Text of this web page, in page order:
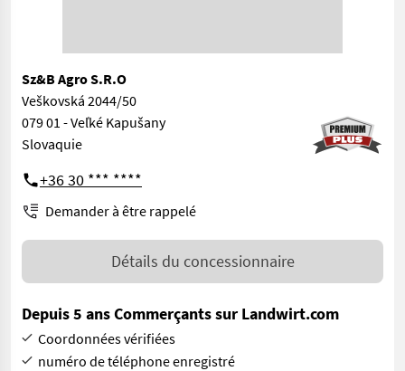
Sz&B Agro S.R.O
Veškovská 2044/50
079 01 - Veľké Kapušany
Slovaquie
+36 30 *** ****
Demander à être rappelé
Détails du concessionnaire
Depuis 5 ans Commerçants sur Landwirt.com
Coordonnées vérifiées
numéro de téléphone enregistré